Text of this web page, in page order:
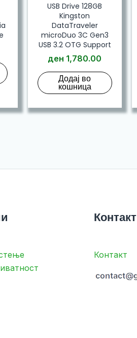
USB Drive 128GB
Kingston
DataTraveler
microDuo 3C Gen3
USB 3.2 OTG Support
ден 1,780.00
Додај во
кошница
Контакт
Контакт